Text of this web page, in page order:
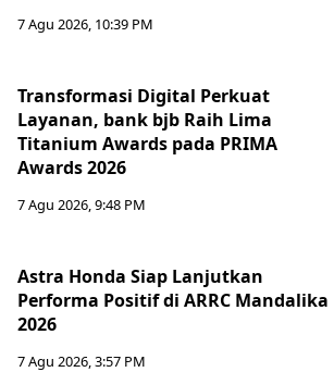
7 Agu 2026, 10:39 PM
Transformasi Digital Perkuat
Layanan, bank bjb Raih Lima
Titanium Awards pada PRIMA
Awards 2026
7 Agu 2026, 9:48 PM
Astra Honda Siap Lanjutkan
Performa Positif di ARRC Mandalika
2026
7 Agu 2026, 3:57 PM